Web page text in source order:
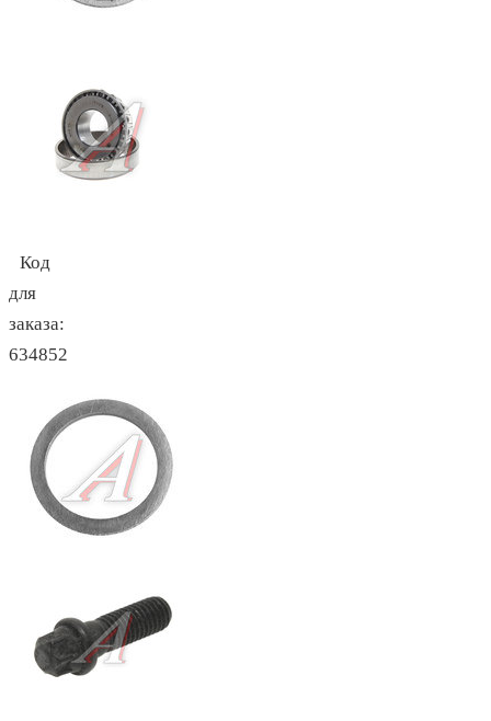
Код
для
заказа:
634852